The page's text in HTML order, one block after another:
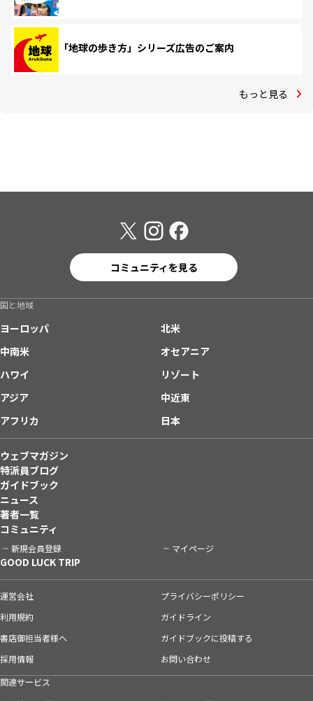
「地球の歩き方」シリーズ広告のご案内
もっと見る
コミュニティを見る
国と地域
ヨーロッパ
北米
中南米
オセアニア
ハワイ
リゾート
アジア
中近東
アフリカ
日本
ウェブマガジン
特派員ブログ
ガイドブック
ニュース
著者一覧
コミュニティ
新規会員登録 マイページ
GOOD LUCK TRIP
運営会社
プライバシーポリシー
利用規約
ガイドライン
書店御担当者様へ
ガイドブックに投稿する
採用情報
お問い合わせ
関連サービス